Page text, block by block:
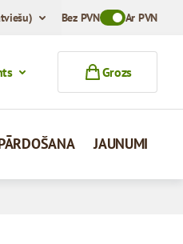
Bez PVNToggle VAT
Ar PVN
Grozs
JAUNUMI